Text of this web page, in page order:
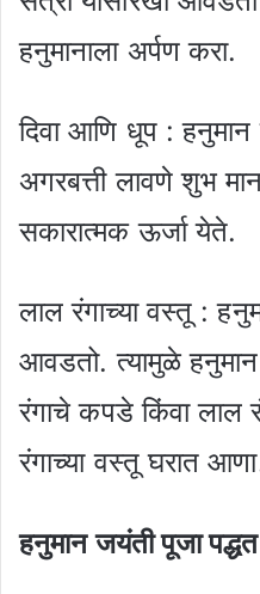
हनुमानाला अर्पण करा.
दिवा आणि धूप :
अगरबत्ती लावणे शुभ
सकारात्मक ऊर्जा येते.
लाल रंगाच्या वस्तू :
आवडतो. त्यामुळे
रंगाचे कपडे किंवा लाल
रंगाच्या वस्तू घरात
हनुमान जयंती पूजा